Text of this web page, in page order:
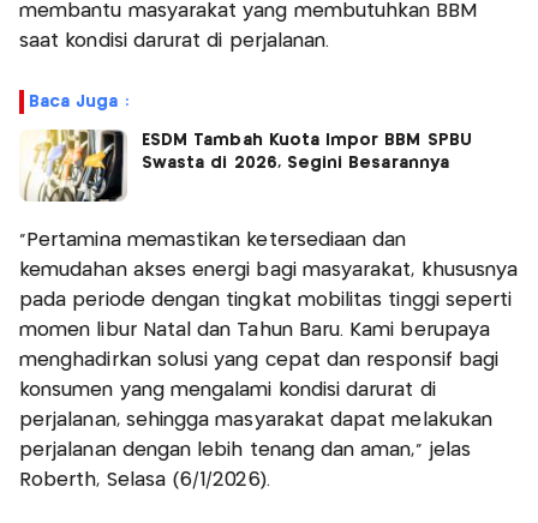
membantu masyarakat yang membutuhkan BBM
saat kondisi darurat di perjalanan.
Baca Juga :
ESDM Tambah Kuota Impor BBM SPBU
Swasta di 2026, Segini Besarannya
“Pertamina memastikan ketersediaan dan
kemudahan akses energi bagi masyarakat, khususnya
pada periode dengan tingkat mobilitas tinggi seperti
momen libur Natal dan Tahun Baru. Kami berupaya
menghadirkan solusi yang cepat dan responsif bagi
konsumen yang mengalami kondisi darurat di
perjalanan, sehingga masyarakat dapat melakukan
perjalanan dengan lebih tenang dan aman,” jelas
Roberth, Selasa (6/1/2026).